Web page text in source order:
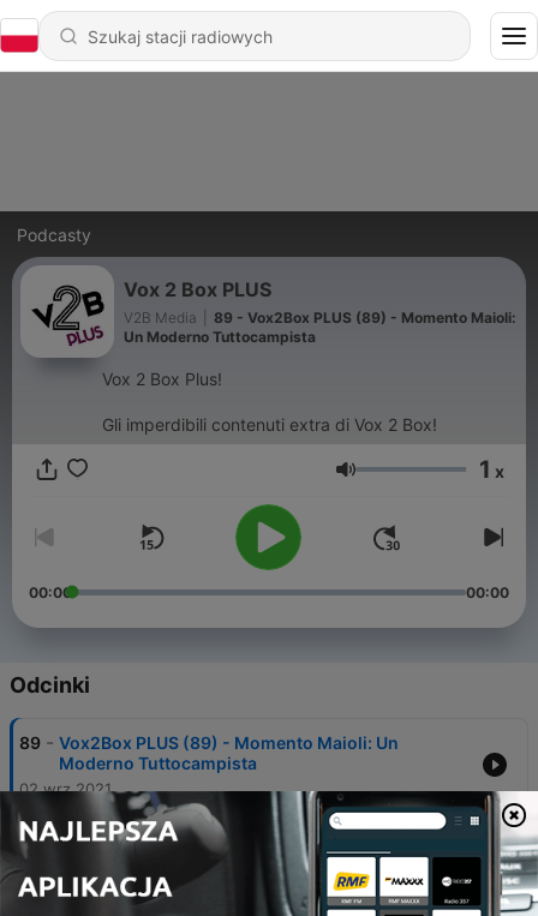
Podcasty
Vox 2 Box PLUS
V2B Media
89 - Vox2Box PLUS (89) - Momento Maioli:
Un Moderno Tuttocampista
Vox 2 Box Plus!
Gli imperdibili contenuti extra di Vox 2 Box!
Głośność 1 x
00:00 00:00
Odcinki
89 - Vox2Box PLUS (89) - Momento Maioli: Un
Moderno Tuttocampista
02 wrz 2021
88 - Vox2Box PLUS (88) - Angolo Tattico: Non è
Destinazione Paradiso
01 wrz 2021